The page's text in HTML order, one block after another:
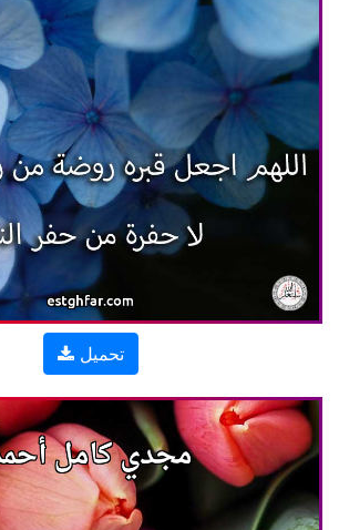
تحميل